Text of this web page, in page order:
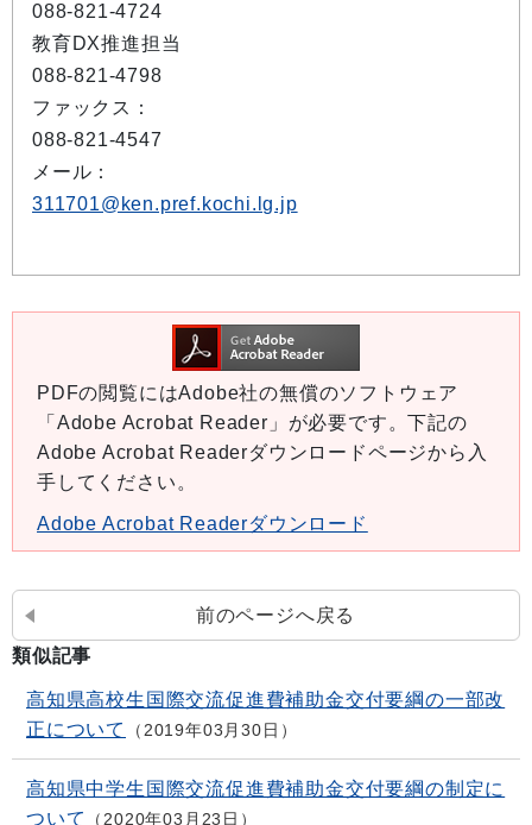
088-821-4724
教育DX推進担当
088-821-4798
ファックス：
088-821-4547
メール：
311701@ken.pref.kochi.lg.jp
PDFの閲覧にはAdobe社の無償のソフトウェア
「Adobe Acrobat Reader」が必要です。下記の
Adobe Acrobat Readerダウンロードページから入
手してください。
Adobe Acrobat Readerダウンロード
前のページへ戻る
類似記事
高知県高校生国際交流促進費補助金交付要綱の一部改
正について
2019年03月30日
高知県中学生国際交流促進費補助金交付要綱の制定に
ついて
2020年03月23日